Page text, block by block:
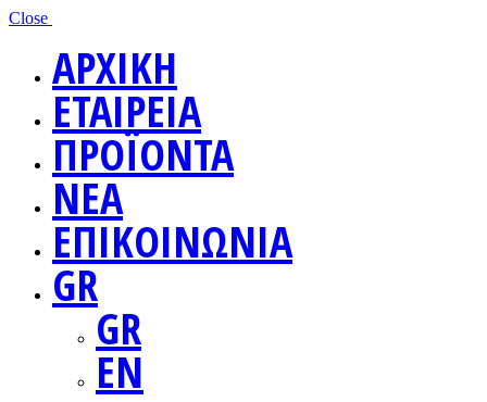
Close
ΑΡΧΙΚΗ
ΕΤΑΙΡΕΙΑ
ΠΡΟΪΟΝΤΑ
ΝΕΑ
ΕΠΙΚΟΙΝΩΝΙΑ
GR
GR
EN